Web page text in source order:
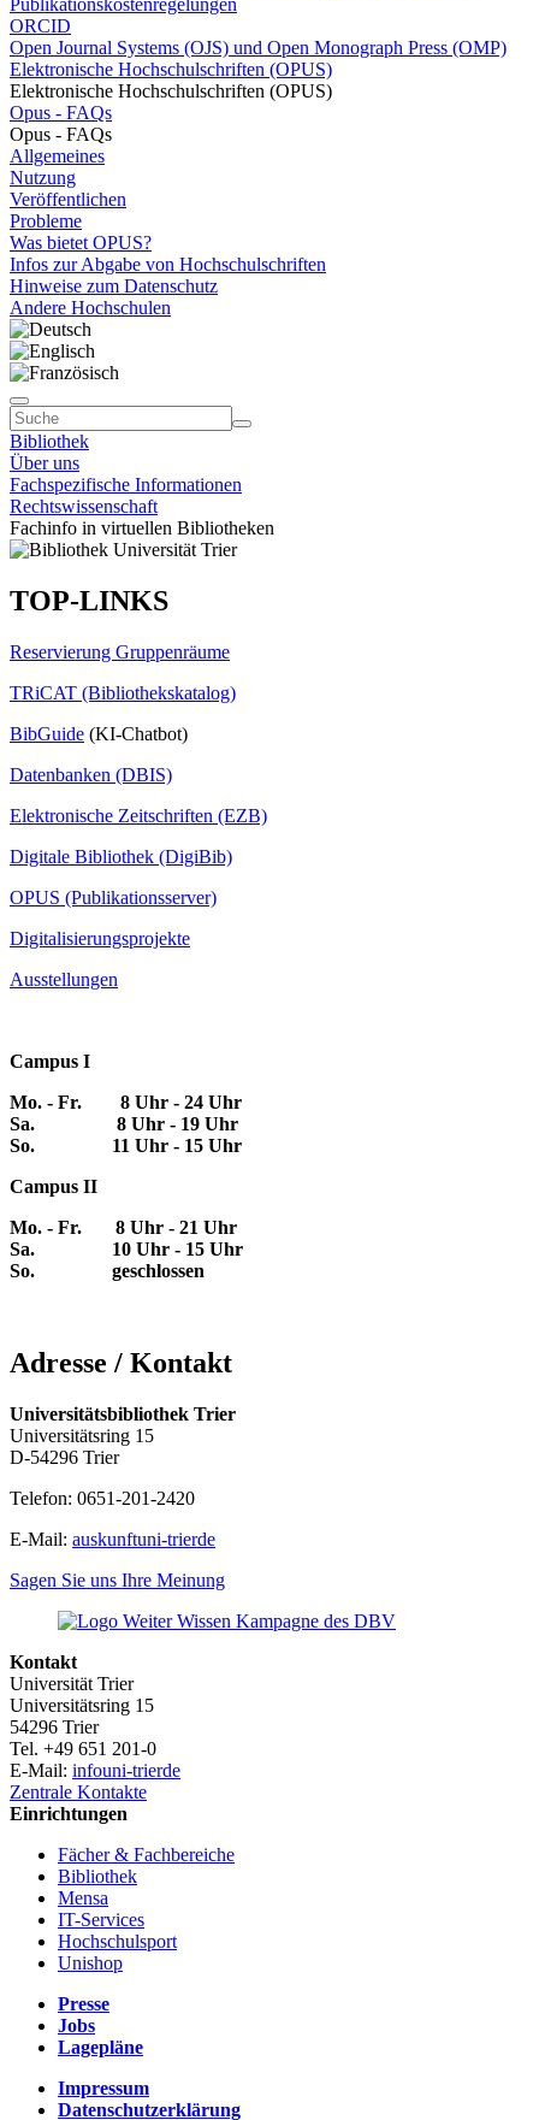
Publikationskostenregelungen
ORCID
Open Journal Systems (OJS) und Open Monograph Press (OMP)
Elektronische Hochschulschriften (OPUS)
Elektronische Hochschulschriften (OPUS)
Opus - FAQs
Opus - FAQs
Allgemeines
Nutzung
Veröffentlichen
Probleme
Was bietet OPUS?
Infos zur Abgabe von Hochschulschriften
Hinweise zum Datenschutz
Andere Hochschulen
Bibliothek
Über uns
Fachspezifische Informationen
Rechtswissenschaft
Fachinfo in virtuellen Bibliotheken
TOP-LINKS
Reservierung Gruppenräume
TRiCAT (Bibliothekskatalog)
BibGuide (KI-Chatbot)
Datenbanken (DBIS)
Elektronische Zeitschriften (EZB)
Digitale Bibliothek (DigiBib)
OPUS (Publikationsserver)
Digitalisierungsprojekte
Ausstellungen
Campus I
Mo. - Fr. 8 Uhr - 24 Uhr
Sa. 8 Uhr - 19 Uhr
So. 11 Uhr - 15 Uhr
Campus II
Mo. - Fr. 8 Uhr - 21 Uhr
Sa. 10 Uhr - 15 Uhr
So. geschlossen
Adresse / Kontakt
Universitätsbibliothek Trier
Universitätsring 15
D-54296 Trier
Telefon: 0651-201-2420
E-Mail: auskunftuni-trierde
Sagen Sie uns Ihre Meinung
Kontakt
Universität Trier
Universitätsring 15
54296 Trier
Tel. +49 651 201-0
E-Mail: infouni-trierde
Zentrale Kontakte
Einrichtungen
Fächer & Fachbereiche
Bibliothek
Mensa
IT-Services
Hochschulsport
Unishop
Presse
Jobs
Lagepläne
Impressum
Datenschutzerklärung